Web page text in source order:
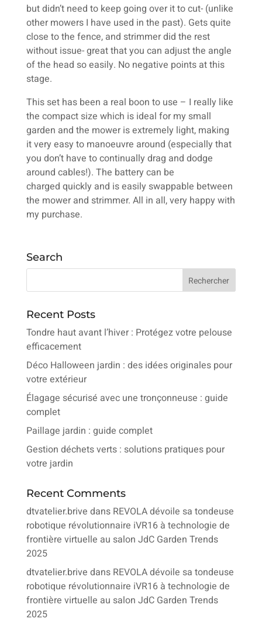
but didn’t need to keep going over it to cut- (unlike
other mowers I have used in the past). Gets quite
close to the fence, and strimmer did the rest
without issue- great that you can adjust the angle
of the head so easily. No negative points at this
stage.
This set has been a real boon to use – I really like
the compact size which is ideal for my small
garden and the mower is extremely light, making
it very easy to manoeuvre around (especially that
you don’t have to continually drag and dodge
around cables!). The battery can be
charged quickly and is easily swappable between
the mower and strimmer. All in all, very happy with
my purchase.
Search
Recent Posts
Tondre haut avant l’hiver : Protégez votre pelouse
efficacement
Déco Halloween jardin : des idées originales pour
votre extérieur
Élagage sécurisé avec une tronçonneuse : guide
complet
Paillage jardin : guide complet
Gestion déchets verts : solutions pratiques pour
votre jardin
Recent Comments
dtvatelier.brive dans REVOLA dévoile sa tondeuse
robotique révolutionnaire iVR16 à technologie de
frontière virtuelle au salon JdC Garden Trends
2025
dtvatelier.brive dans REVOLA dévoile sa tondeuse
robotique révolutionnaire iVR16 à technologie de
frontière virtuelle au salon JdC Garden Trends
2025